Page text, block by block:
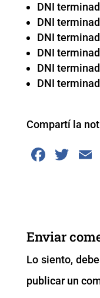
DNI
DNI
DNI
DNI
DNI
DNI
Compartí la
F
b
o
o
k
T
Enviar
Lo siento,
publicar un